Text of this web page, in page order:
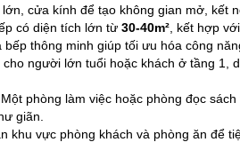
cửa kính để tạo không gian mở, kết
có diện tích lớn từ 30-40m² , kết hợp
thông minh giúp tối ưu hóa công
cho người lớn tuổi hoặc khách ở tầng 1,
Một phòng làm việc hoặc phòng đọc
giãn.
khu vực phòng khách và phòng ăn để